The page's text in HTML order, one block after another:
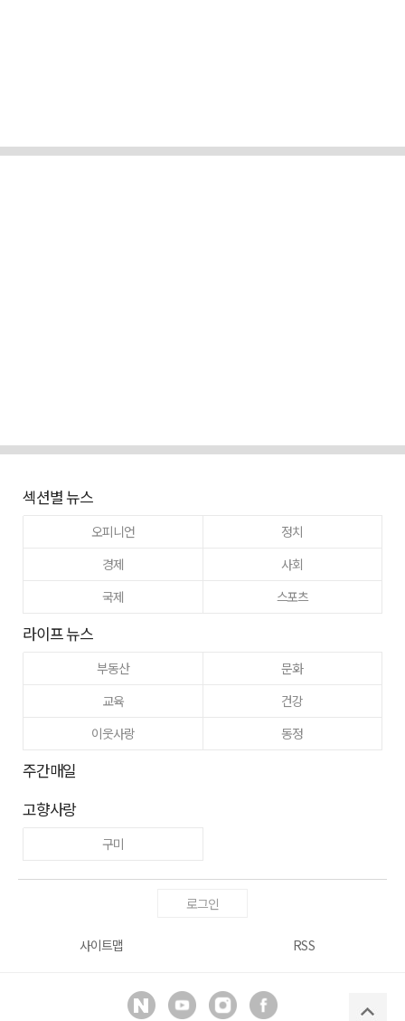
섹션별 뉴스
오피니언
정치
경제
사회
국제
스포츠
라이프 뉴스
부동산
문화
교육
건강
이웃사랑
동정
주간매일
고향사랑
구미
로그인
사이트맵 RSS